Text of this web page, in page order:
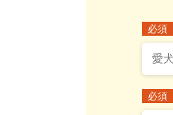
必須
必須